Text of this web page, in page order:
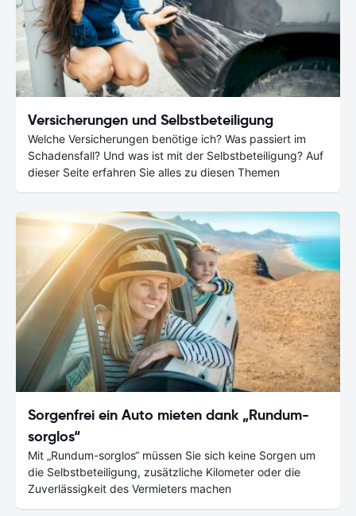
Versicherungen und Selbstbeteiligung
Welche Versicherungen benötige ich? Was passiert im
Schadensfall? Und was ist mit der Selbstbeteiligung? Auf
dieser Seite erfahren Sie alles zu diesen Themen
Sorgenfrei ein Auto mieten dank „Rundum-
sorglos“
Mit „Rundum-sorglos“ müssen Sie sich keine Sorgen um
die Selbstbeteiligung, zusätzliche Kilometer oder die
Zuverlässigkeit des Vermieters machen